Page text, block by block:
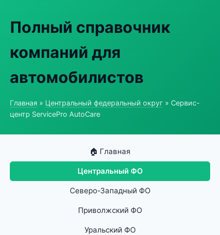
Полный справочник
компаний для
автомобилистов
Главная » Центральный федеральный округ » Сервис-
центр ServicePro AutoCare
🏠 Главная
Центральный ФО
Северо-Западный ФО
Приволжский ФО
Уральский ФО